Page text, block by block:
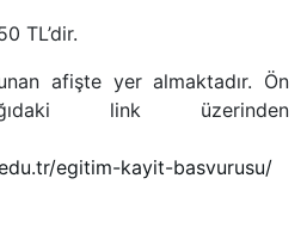
TL’dir.
afişte yer almaktadır. Ön
link üzerinden
egitim-kayit-basvurusu/